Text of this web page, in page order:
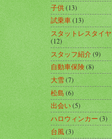
子供(13)
試乗車(13)
スタットレスタイヤ
(12)
スタッフ紹介(9)
自動車保険(8)
大雪(7)
松島 (6)
出会い(5)
ハロウィンカー(3)
台風(3)